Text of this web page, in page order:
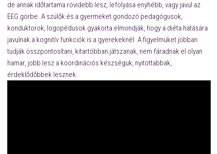
de annak időtartama rövidebb lesz, lefolyása enyhébb, vagy javul az
EEG görbe. A szülők és a gyermeket gondozó pedagógusok,
konduktorok, logopédusok gyakorta elmondják, hogy a diéta hatására
javulnak a kognitív funkciók is a gyerekeknél. A figyelmüket jobban
tudják összpontosítani, kitartóbban játszanak, nem fáradnak el olyan
hamar, jobb lesz a koordinációs készségük, nyitottabbak,
érdeklődőbbek lesznek.